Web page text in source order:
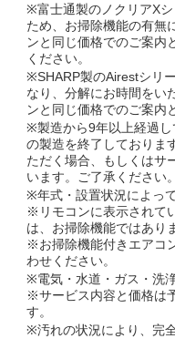
※富士通製のノクリアXシ
ため、お掃除機能の有無
ンと同じ価格でのご案内
ください。
※SHARP製のAirestシリ
なり、分解にお時間をい
ンと同じ価格でのご案内
※製造から9年以上経過
の製造を終了しておりま
ただく場合、もしくはサ
います。ご了承ください。
※年式・設置状況によっ
※リモコンに表示されて
は、お掃除機能ではあり
※お掃除機能付きエアコ
わせください。
※電気・水道・ガス・洗
※サービス内容と価格は
す。
※汚れの状況により、完